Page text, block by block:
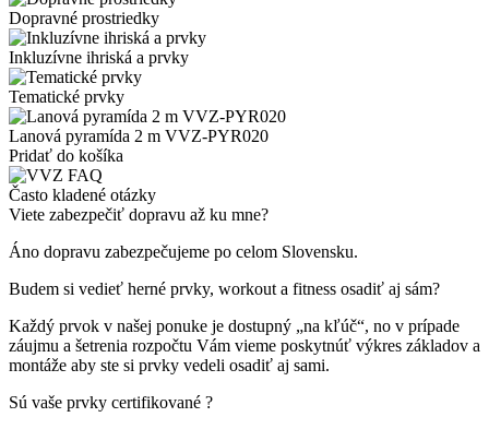
Dopravné prostriedky
Inkluzívne ihriská a prvky
Tematické prvky
Lanová pyramída 2 m VVZ-PYR020
Pridať do košíka
Často kladené otázky
Viete zabezpečiť dopravu až ku mne?
Áno dopravu zabezpečujeme po celom Slovensku.
Budem si vedieť herné prvky, workout a fitness osadiť aj sám?
Každý prvok v našej ponuke je dostupný „na kľúč“, no v prípade
záujmu a šetrenia rozpočtu Vám vieme poskytnúť výkres základov a
montáže aby ste si prvky vedeli osadiť aj sami.
Sú vaše prvky certifikované ?